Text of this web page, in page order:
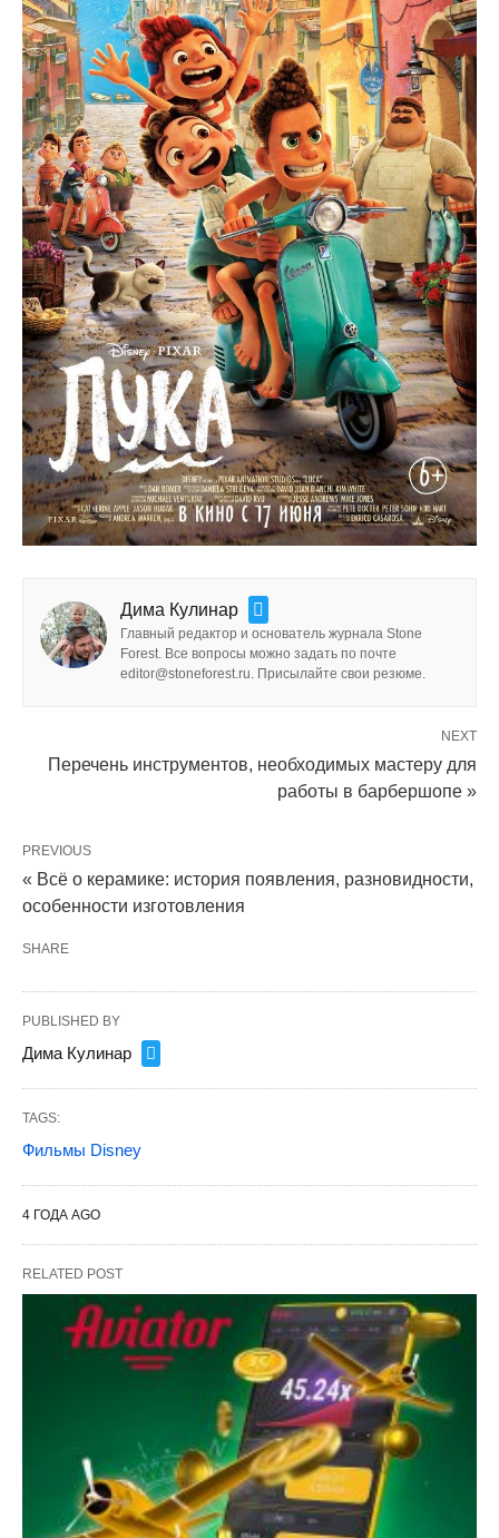
Дима Кулинар
Главный редактор и основатель журнала Stone
Forest. Все вопросы можно задать по почте
editor@stoneforest.ru. Присылайте свои резюме.
NEXT
Перечень инструментов, необходимых мастеру для
работы в барбершопе »
PREVIOUS
« Всё о керамике: история появления, разновидности,
особенности изготовления
SHARE
PUBLISHED BY
Дима Кулинар
TAGS:
Фильмы Disney
4 ГОДА AGO
RELATED POST